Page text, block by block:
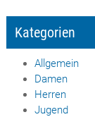
Kategorien
Allgemein
Damen
Herren
Jugend